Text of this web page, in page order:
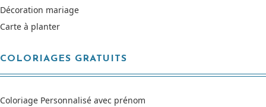
Décoration mariage
Carte à planter
COLORIAGES GRATUITS
Coloriage Personnalisé avec prénom